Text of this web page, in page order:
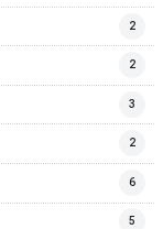
2
2
3
2
6
5